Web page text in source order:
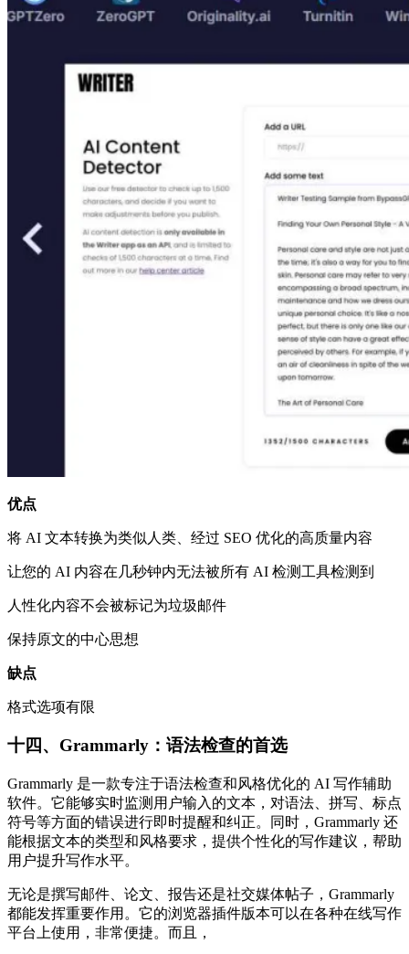
优点
将 AI 文本转换为类似人类、经过 SEO 优化的高质量内容
让您的 AI 内容在几秒钟内无法被所有 AI 检测工具检测到
人性化内容不会被标记为垃圾邮件
保持原文的中心思想
缺点
格式选项有限
十四、Grammarly：语法检查的首选​
Grammarly 是一款专注于语法检查和风格优化的 AI 写作辅助
软件。它能够实时监测用户输入的文本，对语法、拼写、标点
符号等方面的错误进行即时提醒和纠正。同时，Grammarly 还
能根据文本的类型和风格要求，提供个性化的写作建议，帮助
用户提升写作水平。​
无论是撰写邮件、论文、报告还是社交媒体帖子，Grammarly
都能发挥重要作用。它的浏览器插件版本可以在各种在线写作
平台上使用，非常便捷。而且，